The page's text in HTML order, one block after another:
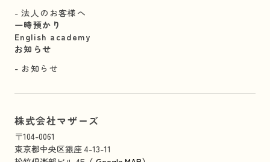
法人のお客様へ
一時預かり
English academy
お知らせ
お知らせ
株式会社マザーズ
〒104-0061
東京都中央区銀座 4-13-11